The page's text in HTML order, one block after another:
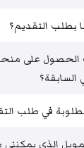
بطلب التقديم؟
الحصول على
السابقة؟
في طلب
الذي